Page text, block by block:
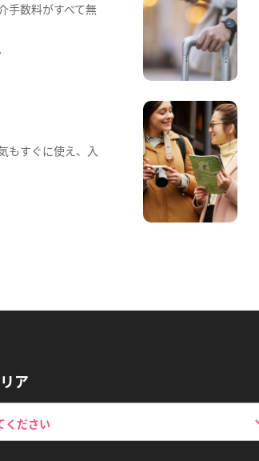
手数料がすべて無
もすぐに使え、入
ア